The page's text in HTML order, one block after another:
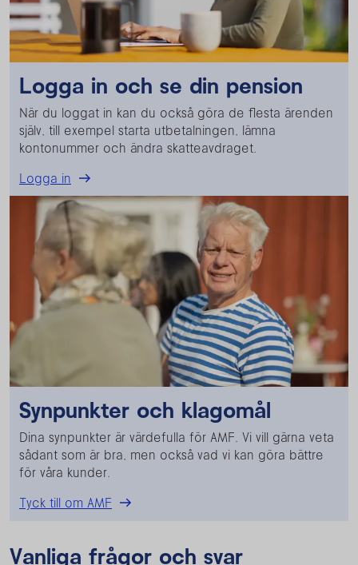
Logga in och se din pension
När du loggat in kan du också göra de flesta ärenden
själv, till exempel starta utbetalningen, lämna
kontonummer och ändra skatteavdraget.
Logga in
Synpunkter och klagomål
Dina synpunkter är värdefulla för AMF. Vi vill gärna veta
sådant som är bra, men också vad vi kan göra bättre
för våra kunder.
Tyck till om AMF
Vanliga frågor och svar